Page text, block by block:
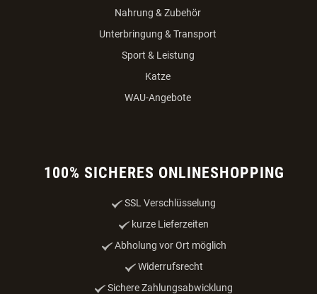
Nahrung & Zubehör
Unterbringung & Transport
Sport & Leistung
Katze
WAU-Angebote
100% SICHERES ONLINESHOPPING
SSL Verschlüsselung
kurze Lieferzeiten
Abholung vor Ort möglich
Widerrufsrecht
Sichere Zahlungsabwicklung